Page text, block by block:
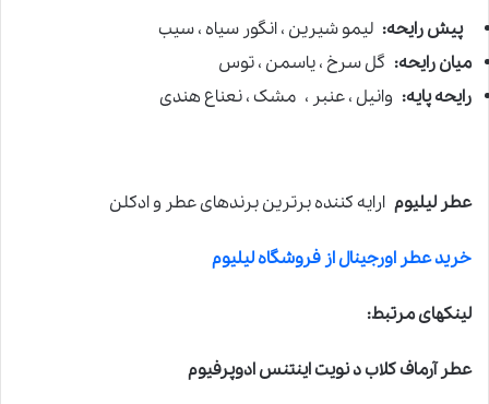
پیش رایحه: لیمو شیرین ، انگور سیاه ، سیب
میان رایحه: گل سرخ ، یاسمن ، توس
رایحه پایه: وانیل ، عنبر ، مشک ، نعناع هندی
عطر لیلیوم ارایه کننده برترین برندهای عطر و ادکلن
خرید عطر اورجینال از فروشگاه لیلیوم
لینکهای مرتبط:
عطر آرماف کلاب د نویت اینتنس ادوپرفیوم